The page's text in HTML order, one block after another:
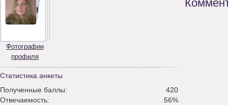
Фотографии
профиля
Статистика анкеты
Полученные баллы:
420
Отвечаемость:
56%